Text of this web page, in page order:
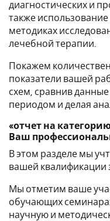
диагностических и
также
методиках
лечебной терапии.
Покажем
показатели вашей
схем, сравнив
периодом и делая
«отчет на
Ваш
В этом разделе мы
вашей квалификации
Мы отметим ваше
обучающих
научную и